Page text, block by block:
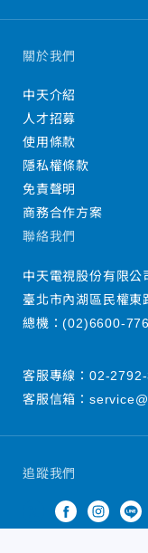
追蹤我們
關於我們
中天介紹
人才招募
使用條款
隱私權條款
免責聲明
商務合作方案
聯絡我們
中天電視股份有限公
臺北市內湖區民權東
總機：(02)6600-
客服專線： 02-2792-
客服信箱：